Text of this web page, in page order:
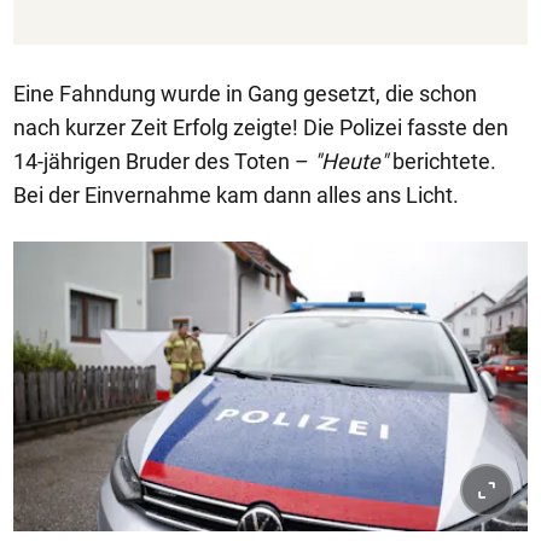
Eine Fahndung wurde in Gang gesetzt, die schon
nach kurzer Zeit Erfolg zeigte! Die Polizei fasste den
14-jährigen Bruder des Toten – "Heute"berichtete.
Bei der Einvernahme kam dann alles ans Licht.